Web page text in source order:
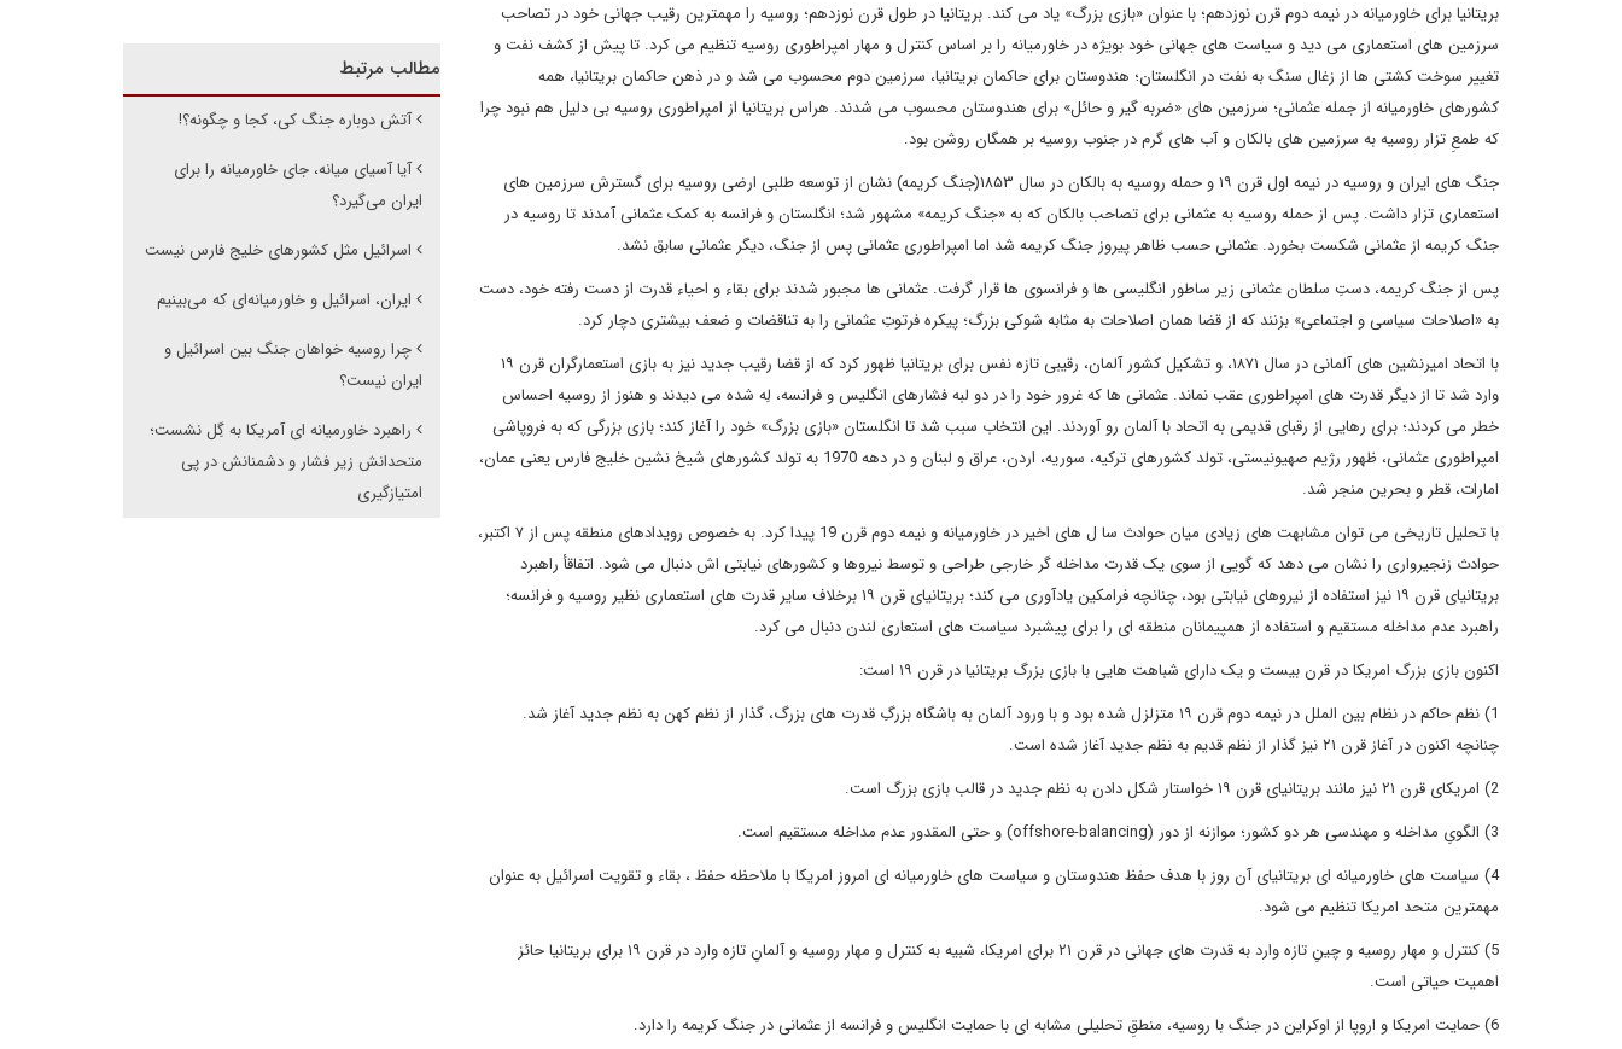
بریتانیا برای خاورمیانه در نیمه دوم قرن نوزدهم؛ با عنوان «بازی بزرگ» یاد می کند. بریتانیا در طول قرن نوزدهم؛ روسیه را مهمترین رقیب جهانی خود در تصاحب
سرزمین های استعماری می دید و سیاست های جهانی خود بویژه در خاورمیانه را بر اساس کنترل و مهار امپراطوری روسیه تنظیم می کرد. تا پیش از کشف نفت و
تغییر سوخت کشتی ها از زغال سنگ به نفت در انگلستان؛ هندوستان برای حاکمان بریتانیا، سرزمین دوم محسوب می شد و در ذهن حاکمان بریتانیا، همه
کشورهای خاورمیانه از جمله عثمانی؛ سرزمین های «ضربه گیر و حائل» برای هندوستان محسوب می شدند. هراس بریتانیا از امپراطوری روسیه بی دلیل هم نبود چرا
که طمعِ تزار روسیه به سرزمین های بالکان و آب های گرم در جنوب روسیه بر همگان روشن بود.
جنگ های ایران و روسیه در نیمه اول قرن ۱۹ و حمله روسیه به بالکان در سال ۱۸۵۳(جنگ کریمه) نشان از توسعه طلبی ارضی روسیه برای گسترش سرزمین های
استعماری تزار داشت. پس از حمله روسیه به عثمانی برای تصاحب بالکان که به «جنگ کریمه» مشهور شد؛ انگلستان و فرانسه به کمک عثمانی آمدند تا روسیه در
جنگ کریمه از عثمانی شکست بخورد. عثمانی حسب ظاهر پیروز جنگ کریمه شد اما امپراطوری عثمانی پس از جنگ، دیگر عثمانی سابق نشد.
پس از جنگ کریمه، دستِ سلطان عثمانی زیر ساطور انگلیسی ها و فرانسوی ها قرار گرفت. عثمانی ها مجبور شدند برای بقاء و احیاء قدرت از دست رفته خود، دست
به «اصلاحات سیاسی و اجتماعی» بزنند که از قضا همان اصلاحات به مثابه شوکی بزرگ؛ پیکره فرتوتِ عثمانی را به تناقضات و ضعف بیشتری دچار کرد.
با اتحاد امیرنشین های آلمانی در سال ۱۸۷۱، و تشکیل کشور آلمان، رقیبی تازه نفس برای بریتانیا ظهور کرد که از قضا رقیب جدید نیز به بازی استعمارگران قرن ۱۹
وارد شد تا از دیگر قدرت های امپراطوری عقب نماند. عثمانی ها که غرور خود را در دو لبه فشارهای انگلیس و فرانسه، لِه شده می دیدند و هنوز از روسیه احساس
خطر می کردند؛ برای رهایی از رقبای قدیمی به اتحاد با آلمان رو آوردند. این انتخاب سبب شد تا انگلستان «بازی بزرگ» خود را آغاز کند؛ بازی بزرگی که به فروپاشی
امپراطوری عثمانی، ظهور رژیم صهیونیستی، تولد کشورهای ترکیه، سوریه، اردن، عراق و لبنان و در دهه 1970 به تولد کشورهای شیخ نشین خلیج فارس یعنی عمان،
امارات، قطر و بحرین منجر شد.
با تحلیل تاریخی می توان مشابهت های زیادی میان حوادث سا ل های اخیر در خاورمیانه و نیمه دوم قرن 19 پیدا کرد. به خصوص رویدادهای منطقه پس از ۷ اکتبر،
حوادث زنجیرواری را نشان می دهد که گویی از سوی یک قدرت مداخله گر خارجی طراحی و توسط نیروها و کشورهای نیابتی اش دنبال می شود. اتفاقأ راهبرد
بریتانیای قرن ۱۹ نیز استفاده از نیروهای نیابتی بود، چنانچه فرامکین یادآوری می کند؛ بریتانیای قرن ۱۹ برخلاف سایر قدرت های استعماری نظیر روسیه و فرانسه؛
راهبرد عدم مداخله مستقیم و استفاده از همپیمانان منطقه ای را برای پیشبرد سیاست های استعاری لندن دنبال می کرد.
اکنون بازی بزرگ امریکا در قرن بیست و یک دارای شباهت هایی با بازی بزرگ بریتانیا در قرن ۱۹ است:
1) نظم حاکم در نظام بین الملل در نیمه دوم قرن ۱۹ متزلزل شده بود و با ورود آلمان به باشگاه بزرگِ قدرت های بزرگ، گذار از نظم کهن به نظم جدید آغاز شد.
چنانچه اکنون در آغاز قرن ۲۱ نیز گذار از نظم قدیم به نظم جدید آغاز شده است.
2) امریکای قرن ۲۱ نیز مانند بریتانیای قرن ۱۹ خواستار شکل دادن به نظم جدید در قالب بازی بزرگ است.
3) الگویِ مداخله و مهندسی هر دو کشور؛ موازنه از دور (offshore-balancing) و حتی المقدور عدم مداخله مستقیم است.
4) سیاست های خاورمیانه ای بریتانیای آن روز با هدف حفظ هندوستان و سیاست های خاورمیانه ای امروز امریکا با ملاحظه حفظ ، بقاء و تقویت اسرائیل به عنوان
مهمترین متحد امریکا تنظیم می شود.
5) کنترل و مهار روسیه و چینِ تازه وارد به قدرت های جهانی در قرن ۲۱ برای امریکا، شبیه به کنترل و مهار روسیه و آلمانِ تازه وارد در قرن ۱۹ برای بریتانیا حائز
اهمیت حیاتی است.
6) حمایت امریکا و اروپا از اوکراین در جنگ با روسیه، منطقِ تحلیلی مشابه ای با حمایت انگلیس و فرانسه از عثمانی در جنگ کریمه را دارد.
مطالب مرتبط
آتش دوباره جنگ کی، کجا و چگونه؟!
آیا آسیای میانه، جای خاورمیانه را برای
ایران می‌گیرد؟
اسرائیل مثل کشورهای خلیج فارس نیست
ایران، اسرائیل و خاورمیانه‌ای که می‌بینیم
چرا روسیه خواهان جنگ بین اسرائیل و
ایران نیست؟
راهبرد خاورمیانه ای آمریکا به گِل نشست؛
متحدانش زیر فشار و دشمنانش در پی
امتیازگیری